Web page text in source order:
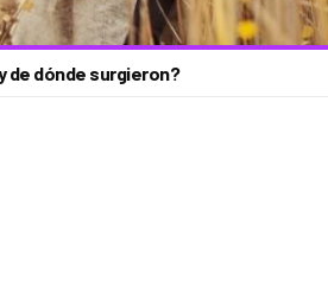
de dónde surgieron?